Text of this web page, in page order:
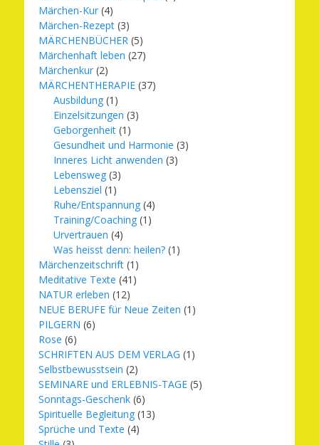
Märchen-Kur (4)
Märchen-Rezept (3)
MÄRCHENBÜCHER (5)
Märchenhaft leben (27)
Märchenkur (2)
MÄRCHENTHERAPIE (37)
Ausbildung (1)
Einzelsitzungen (3)
Geborgenheit (1)
Gesundheit und Harmonie (3)
Inneres Licht anwenden (3)
Lebensweg (3)
Lebensziel (1)
Ruhe/Entspannung (4)
Training/Coaching (1)
Urvertrauen (4)
Was heisst denn: heilen? (1)
Märchenzeitschrift (1)
Meditative Texte (41)
NATUR erleben (12)
NEUE BERUFE für Neue Zeiten (1)
PILGERN (6)
Rose (6)
SCHRIFTEN AUS DEM VERLAG (1)
Selbstbewusstsein (2)
SEMINARE und ERLEBNIS-TAGE (5)
Sonntags-Geschenk (6)
Spirituelle Begleitung (13)
Sprüche und Texte (4)